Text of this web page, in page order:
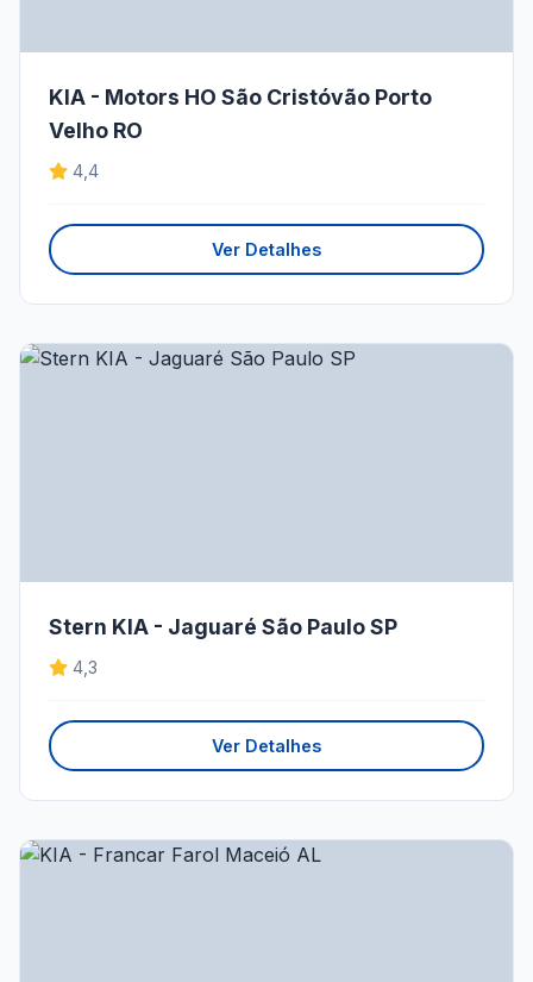
KIA - Motors HO São Cristóvão Porto
Velho RO
4,4
Ver Detalhes
Stern KIA - Jaguaré São Paulo SP
4,3
Ver Detalhes